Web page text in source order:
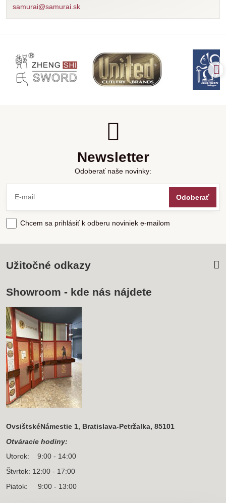
samurai@samurai.sk
Newsletter
Odoberať naše novinky:
Odoberať
Chcem sa prihlásiť k odberu noviniek e-mailom
Užitočné odkazy
Showroom - kde nás nájdete
OvsištskéNámestie 1, Bratislava-Petržalka, 85101
Otváracie hodiny:
Utorok: 9:00 - 14:00
Štvrtok: 12:00 - 17:00
Piatok: 9:00 - 13:00